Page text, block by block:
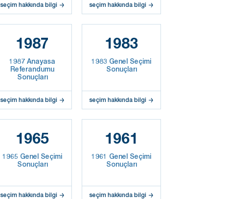
seçim hakkında bilgi seçim hakkında bilgi
1987
1987 Anayasa
Referandumu
Sonuçları
seçim hakkında bilgi
1983
1983 Genel Seçimi
Sonuçları
seçim hakkında bilgi
1965
1965 Genel Seçimi
Sonuçları
seçim hakkında bilgi
1961
1961 Genel Seçimi
Sonuçları
seçim hakkında bilgi